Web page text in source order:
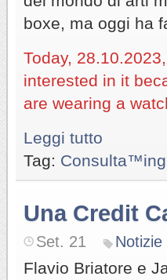
boxe, ma oggi ha
Today,
interested in it
are wearing a
Leggi tutto
Tag:
Una Credit
Set. 21 Notizie
Flavio Briatore e